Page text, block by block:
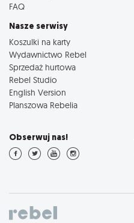
FAQ
Nasze serwisy
Koszulki na karty
Wydawnictwo Rebel
Sprzedaż hurtowa
Rebel Studio
English Version
Planszowa Rebelia
Obserwuj nas!